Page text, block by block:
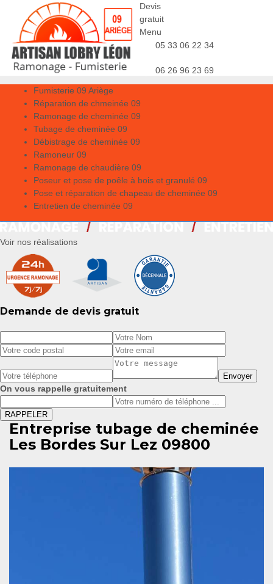
Devis
gratuit
Menu
05 33 06 22 34
06 26 96 23 69
Fumisterie 09 Ariège
Réparation de chmeinée 09
Ramonage de cheminée 09
Tubage de cheminée 09
Débistrage de cheminée 09
Ramoneur 09
Ramonage de chaudière 09
Poseur et pose de poêle à bois et granulé 09
Pose et réparation de chapeau de cheminée 09
Entretien de cheminée 09
Voir nos réalisations
Demande de devis gratuit
On vous rappelle gratuitement
Entreprise tubage de cheminée
Les Bordes Sur Lez 09800